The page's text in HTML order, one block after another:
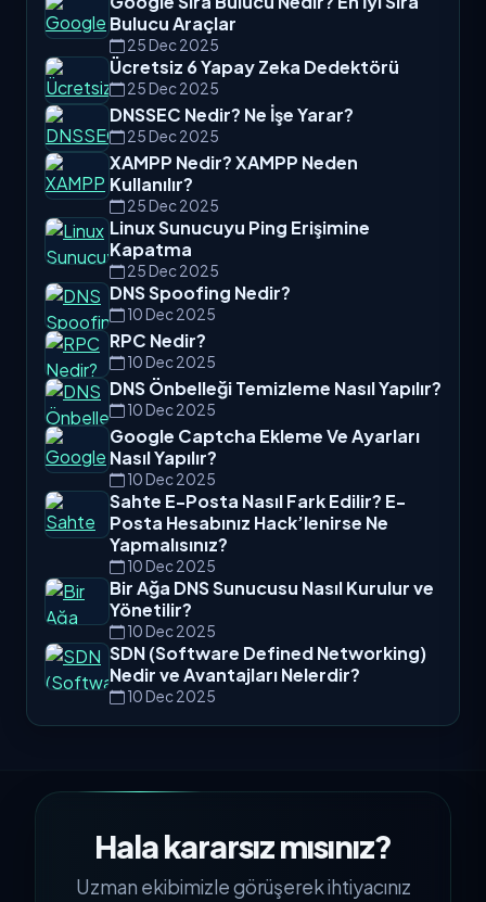
Bulucu Araçlar
25 Dec 2025
Ücretsiz 6 Yapay Zeka Dedektörü
25 Dec 2025
DNSSEC Nedir? Ne İşe Yarar?
25 Dec 2025
XAMPP Nedir? XAMPP Neden
Kullanılır?
25 Dec 2025
Linux Sunucuyu Ping Erişimine
Kapatma
25 Dec 2025
DNS Spoofing Nedir?
10 Dec 2025
RPC Nedir?
10 Dec 2025
DNS Önbelleği Temizleme Nasıl Yapılır?
10 Dec 2025
Google Captcha Ekleme Ve Ayarları
Nasıl Yapılır?
10 Dec 2025
Sahte E-Posta Nasıl Fark Edilir? E-
Posta Hesabınız Hack’lenirse Ne
Yapmalısınız?
10 Dec 2025
Bir Ağa DNS Sunucusu Nasıl Kurulur ve
Yönetilir?
10 Dec 2025
SDN (Software Defined Networking)
Nedir ve Avantajları Nelerdir?
10 Dec 2025
Hala kararsız mısınız?
Uzman ekibimizle görüşerek ihtiyacınız